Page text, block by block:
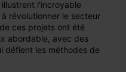
l'incroyable
révolutionner le secteur
ces projets ont été
abordable, avec des
défient les méthodes de